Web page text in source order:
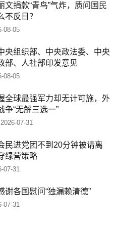
文捐款“青鸟”气炸，质问国民
不反日？
08-05
央组织部、中央政法委、中央
部、人社部印发意见
08-05
全球最强军力却无计可施，外
争“无解三选一”
2026-07-31
民进党团不到20分钟被请离
绿营策略
07-31
谢各国慰问“独漏赖清德”
07-31